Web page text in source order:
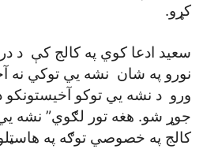
کړو.
سعيد ادعا کوي په کالج کې د
نورو په شان نشه يي توکي نه
ورو د نشه يي توکو
جوړ شو. هغه تور لګوي” نشه
کالج په خصوصي توګه په